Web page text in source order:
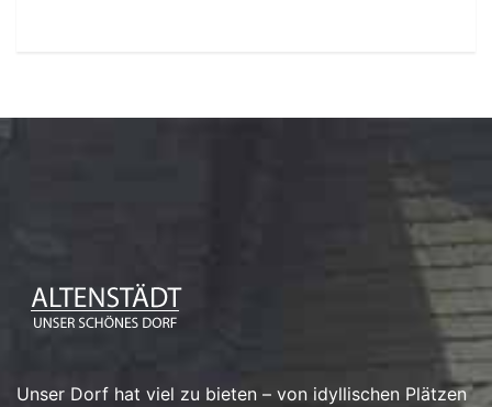
Unser Dorf hat viel zu bieten – von idyllischen Plätzen